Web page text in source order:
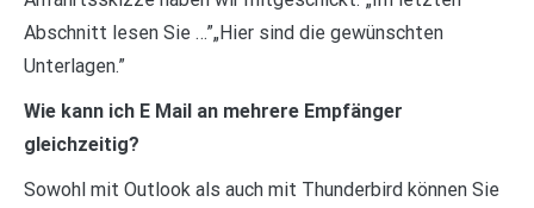
Abschnitt lesen Sie …”„Hier sind die gewünschten
Unterlagen.”
Wie kann ich E Mail an mehrere Empfänger
gleichzeitig?
Sowohl mit Outlook als auch mit Thunderbird können Sie